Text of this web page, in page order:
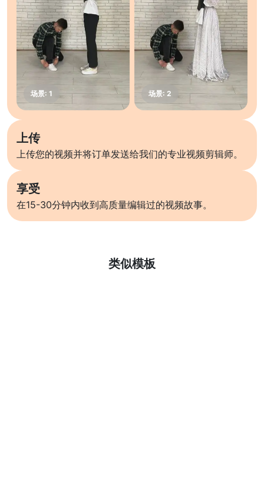
上传
上传您的视频并将订单发送给我们的专业视频剪辑师。
享受
在15-30分钟内收到高质量编辑过的视频故事。
类似模板
了解更多